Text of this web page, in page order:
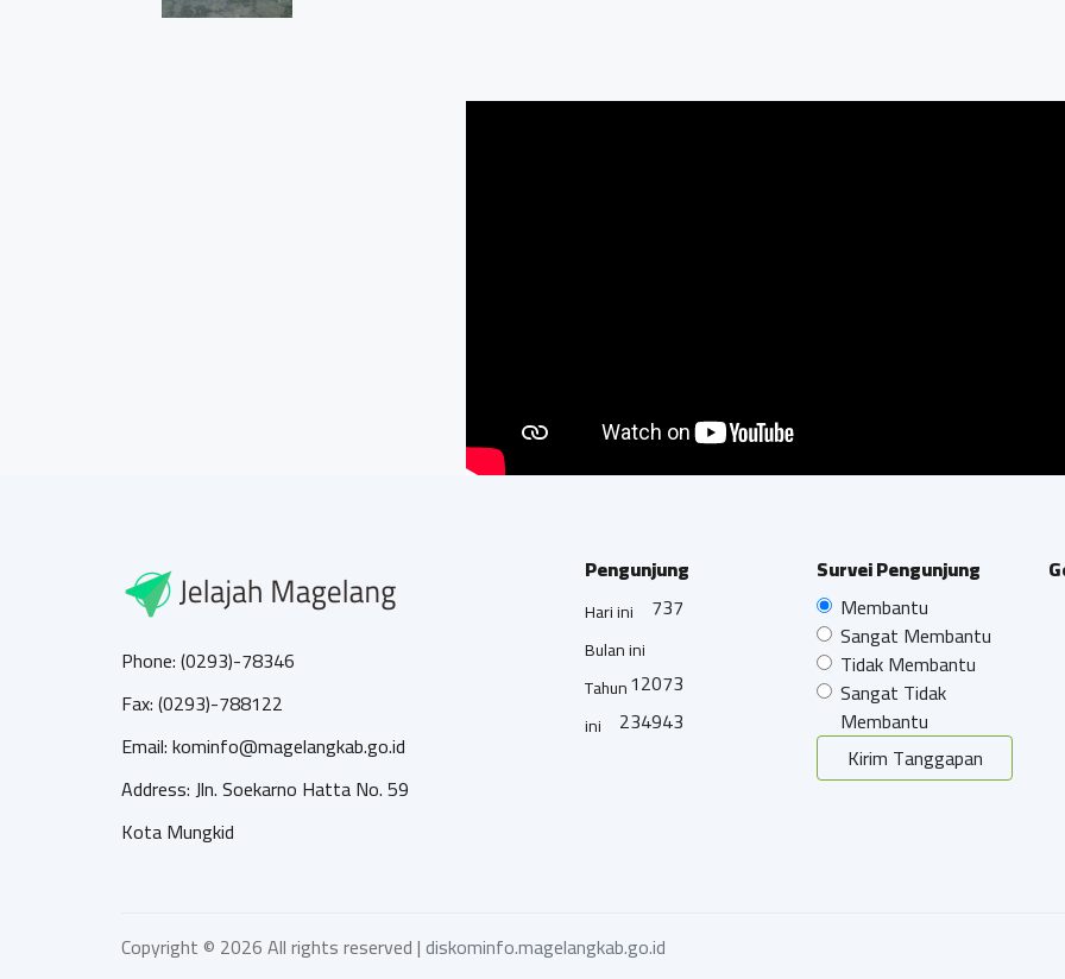
Phone: (0293)-78346
Fax: (0293)-788122
Email: kominfo@magelangkab.go.id
Address: Jln. Soekarno Hatta No. 59
Kota Mungkid
Pengunjung
Hari ini 737
Bulan ini
12073
Tahun
ini
234943
Survei Pengunjung
Membantu
Sangat Membantu
Tidak Membantu
Sangat Tidak
Membantu
Kirim Tanggapan
Copyright © 2026 All rights reserved |diskominfo.magelangkab.go.id